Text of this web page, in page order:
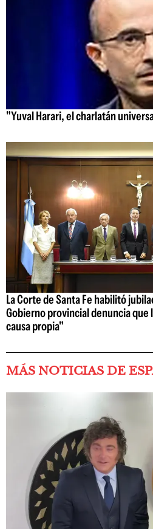
"Yuval Harari, el charlatán
La Corte de Santa Fe habilitó
Gobierno provincial denuncia
causa propia"
MÁS NOTICIAS DE